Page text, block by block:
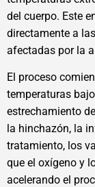
del cuerpo. Este
directamente a
afectadas por la
El proceso
temperaturas
estrechamiento
la hinchazón, la
tratamiento, los
que el oxígeno y
acelerando el